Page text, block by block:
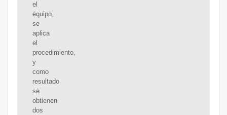
el
equipo,
se
aplica
el
procedimiento,
y
como
resultado
se
obtienen
dos